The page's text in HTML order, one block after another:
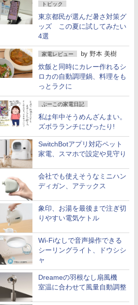
トピック
東京都民が選んだ暑さ対策グ
ッズ この夏に試してみたい
4選
家電レビュー by 野本 美樹
炊飯と同時にカレー作れるシ
ロカの自動調理鍋、料理をも
っとラクに
ぷーこの家電日記
私は年中そうめんざんまい。
ズボラランチにぴったり!
SwitchBotアプリ対応ペット
家電、スマホで設定や見守り
会社でも使えそうなミニハン
ディガン、アテックス
象印、お湯を最後まで注ぎ切
りやすい電気ケトル
Wi-Fiなしで音声操作できる
シーリングライト、ドウシシ
ャ
Dreameの羽根なし扇風機
室温に合わせて風量自動調整